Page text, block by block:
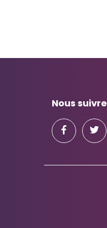
Nous suivre